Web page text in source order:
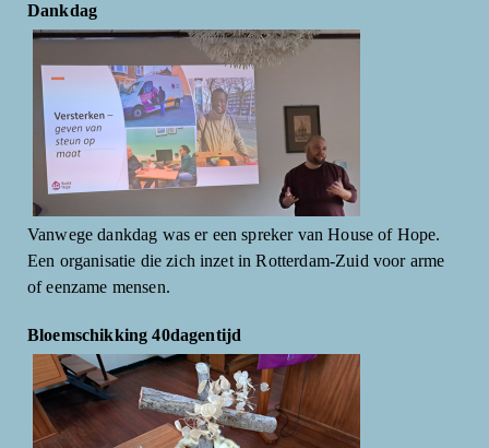
Dankdag
Vanwege dankdag was er een spreker van House of Hope.
Een organisatie die zich inzet in Rotterdam-Zuid voor arme
of eenzame mensen.
Bloemschikking 40dagentijd